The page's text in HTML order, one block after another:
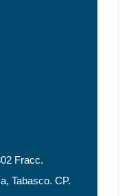
Fracc.
Tabasco. CP.